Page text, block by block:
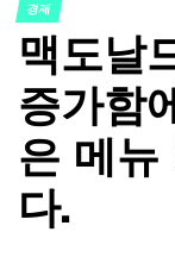
POSTED
IN
경제
맥도날
증가함
은 메뉴
다.